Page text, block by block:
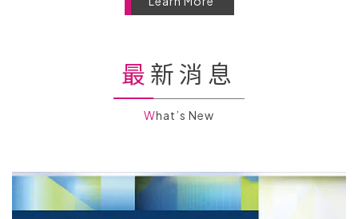
最新消息
What’s New